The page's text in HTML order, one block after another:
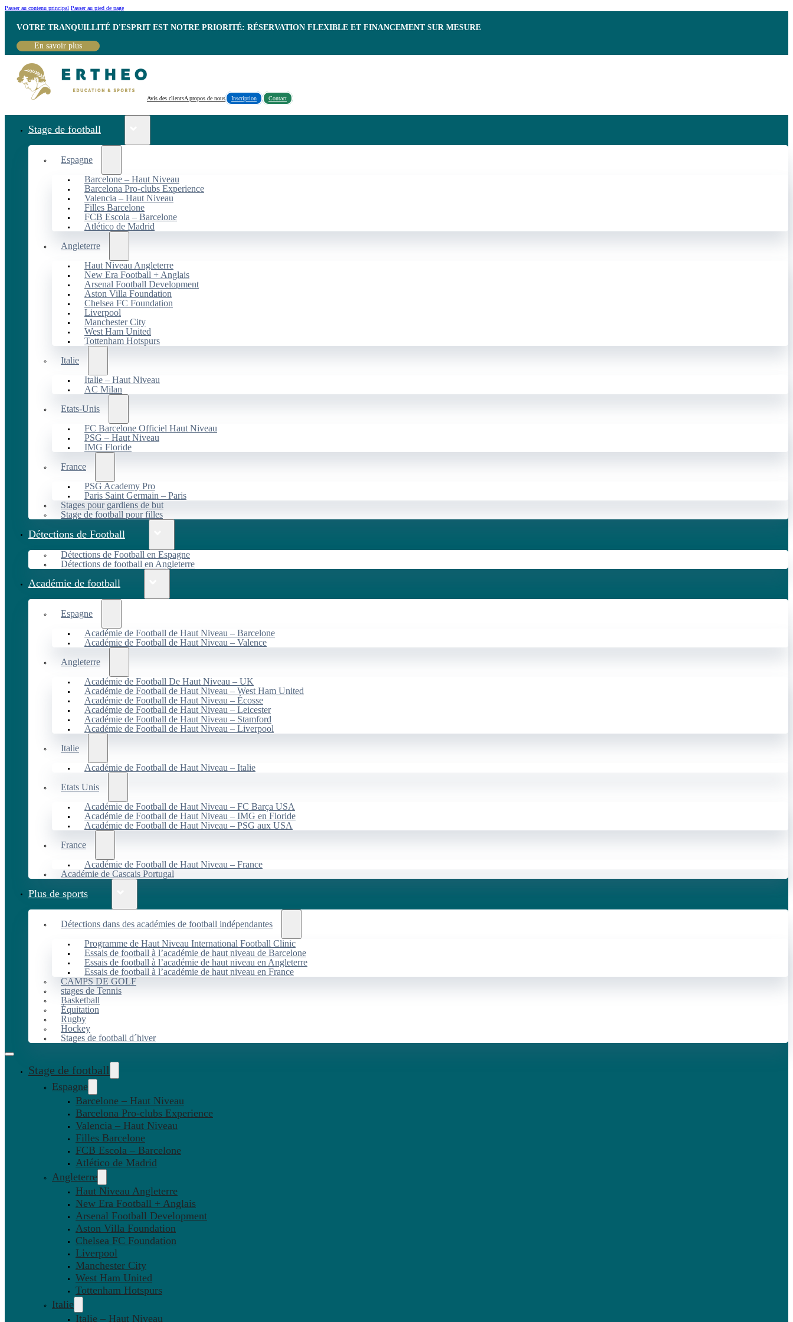
Passer au contenu principal Passer au pied de page
VOTRE TRANQUILLITÉ D'ESPRIT EST NOTRE PRIORITÉ: RÉSERVATION FLEXIBLE ET FINANCEMENT SUR MESURE
En savoir plus
Avis des clientsA propos de nous Inscription Contact
Stage de football
Espagne
Barcelone – Haut Niveau
Barcelona Pro-clubs Experience
Valencia – Haut Niveau
Filles Barcelone
FCB Escola – Barcelone
Atlético de Madrid
Angleterre
Haut Niveau Angleterre
New Era Football + Anglais
Arsenal Football Development
Aston Villa Foundation
Chelsea FC Foundation
Liverpool
Manchester City
West Ham United
Tottenham Hotspurs
Italie
Italie – Haut Niveau
AC Milan
Etats-Unis
FC Barcelone Officiel Haut Niveau
PSG – Haut Niveau
IMG Floride
France
PSG Academy Pro
Paris Saint Germain – Paris
Stages pour gardiens de but
Stage de football pour filles
Détections de Football
Détections de Football en Espagne
Détections de football en Angleterre
Académie de football
Espagne
Académie de Football de Haut Niveau – Barcelone
Académie de Football de Haut Niveau – Valence
Angleterre
Académie de Football De Haut Niveau – UK
Académie de Football de Haut Niveau – West Ham United
Académie de Football de Haut Niveau – Écosse
Académie de Football de Haut Niveau – Leicester
Académie de Football de Haut Niveau – Stamford
Académie de Football de Haut Niveau – Liverpool
Italie
Académie de Football de Haut Niveau – Italie
Etats Unis
Académie de Football de Haut Niveau – FC Barça USA
Académie de Football de Haut Niveau – IMG en Floride
Académie de Football de Haut Niveau – PSG aux USA
France
Académie de Football de Haut Niveau – France
Académie de Cascais Portugal
Plus de sports
Détections dans des académies de football indépendantes
Programme de Haut Niveau International Football Clinic
Essais de football à l’académie de haut niveau de Barcelone
Essais de football à l’académie de haut niveau en Angleterre
Essais de football à l’académie de haut niveau en France
CAMPS DE GOLF
stages de Tennis
Basketball
Équitation
Rugby
Hockey
Stages de football d´hiver
Stage de football
Espagne
Barcelone – Haut Niveau
Barcelona Pro-clubs Experience
Valencia – Haut Niveau
Filles Barcelone
FCB Escola – Barcelone
Atlético de Madrid
Angleterre
Haut Niveau Angleterre
New Era Football + Anglais
Arsenal Football Development
Aston Villa Foundation
Chelsea FC Foundation
Liverpool
Manchester City
West Ham United
Tottenham Hotspurs
Italie
Italie – Haut Niveau